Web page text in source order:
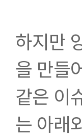
하지만
을 만들
같은 이
는 아래